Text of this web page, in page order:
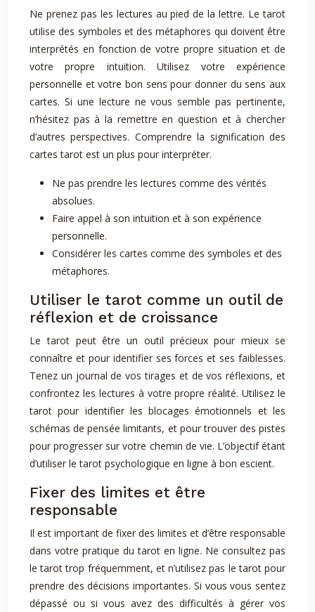
Ne prenez pas les lectures au pied de la lettre. Le tarot
utilise des symboles et des métaphores qui doivent être
interprétés en fonction de votre propre situation et de
votre propre intuition. Utilisez votre expérience
personnelle et votre bon sens pour donner du sens aux
cartes. Si une lecture ne vous semble pas pertinente,
n’hésitez pas à la remettre en question et à chercher
d’autres perspectives. Comprendre la signification des
cartes tarot est un plus pour interpréter.
Ne pas prendre les lectures comme des vérités
absolues.
Faire appel à son intuition et à son expérience
personnelle.
Considérer les cartes comme des symboles et des
métaphores.
Utiliser le tarot comme un outil de
réflexion et de croissance
Le tarot peut être un outil précieux pour mieux se
connaître et pour identifier ses forces et ses faiblesses.
Tenez un journal de vos tirages et de vos réflexions, et
confrontez les lectures à votre propre réalité. Utilisez le
tarot pour identifier les blocages émotionnels et les
schémas de pensée limitants, et pour trouver des pistes
pour progresser sur votre chemin de vie. L’objectif étant
d’utiliser le tarot psychologique en ligne à bon escient.
Fixer des limites et être
responsable
Il est important de fixer des limites et d’être responsable
dans votre pratique du tarot en ligne. Ne consultez pas
le tarot trop fréquemment, et n’utilisez pas le tarot pour
prendre des décisions importantes. Si vous vous sentez
dépassé ou si vous avez des difficultés à gérer vos